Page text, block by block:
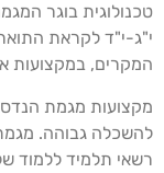
בוגר
י"ד לקראת התואר
במקצועות אלו.
מגמת הנדסת
גבוהה. מגמת
תלמיד ללמוד